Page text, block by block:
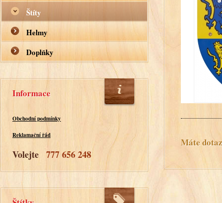
Štíty
Helmy
Doplňky
Informace
Obchodní podmínky
Reklamační řád
Volejte 777 656 248
Máte